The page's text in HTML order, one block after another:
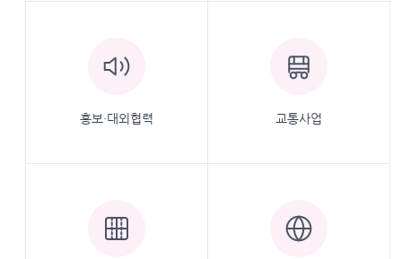
홍보·대외협력 교통사업